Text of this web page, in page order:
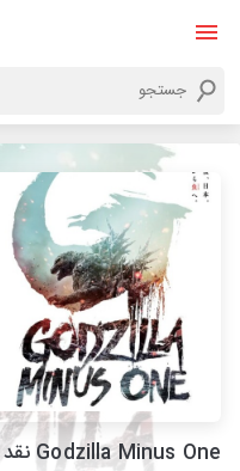
Godzilla Minus One نقد و بررسی فیلم